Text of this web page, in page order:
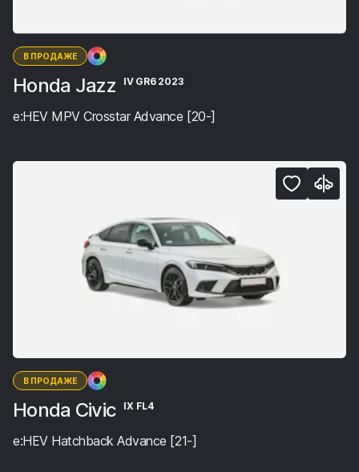
В ПРОДАЖЕ
Honda Jazz IV GR6 2023
e:HEV MPV Crosstar Advance [20-]
В ПРОДАЖЕ
Honda Civic IX FL4
e:HEV Hatchback Advance [21-]